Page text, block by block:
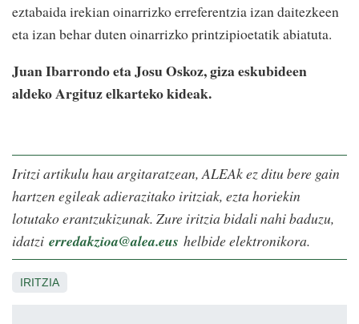
eztabaida irekian oinarrizko erreferentzia izan daitezkeen
eta izan behar duten oinarrizko printzipioetatik abiatuta.
Juan Ibarrondo eta Josu Oskoz, giza eskubideen
aldeko Argituz elkarteko kideak.
Iritzi artikulu hau argitaratzean, ALEAk ez ditu bere gain
hartzen egileak adierazitako iritziak, ezta horiekin
lotutako erantzukizunak. Zure iritzia bidali nahi baduzu,
idatzi erredakzioa@alea.eus helbide elektronikora.
IRITZIA